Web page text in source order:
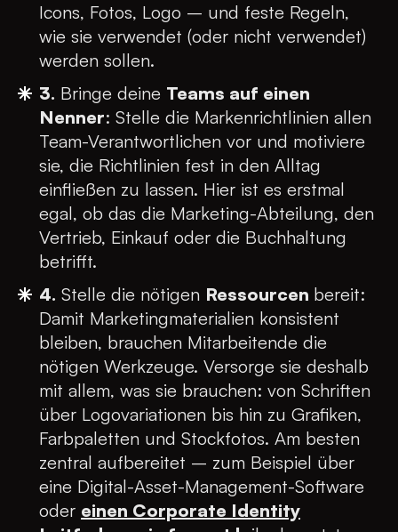
Icons, Fotos, Logo – und feste Regeln,
wie sie verwendet (oder nicht verwendet)
werden sollen.
3. Bringe deine Teams auf einen
Nenner: Stelle die Markenrichtlinien allen
Team-Verantwortlichen vor und motiviere
sie, die Richtlinien fest in den Alltag
einfließen zu lassen. Hier ist es erstmal
egal, ob das die Marketing-Abteilung, den
Vertrieb, Einkauf oder die Buchhaltung
betrifft.
4. Stelle die nötigen Ressourcen bereit:
Damit Marketingmaterialien konsistent
bleiben, brauchen Mitarbeitende die
nötigen Werkzeuge. Versorge sie deshalb
mit allem, was sie brauchen: von Schriften
über Logovariationen bis hin zu Grafiken,
Farbpaletten und Stockfotos. Am besten
zentral aufbereitet – zum Beispiel über
eine Digital-Asset-Management-Software
oder einen Corporate Identity